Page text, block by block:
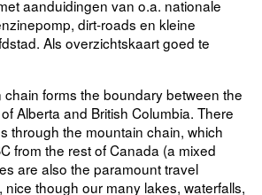
aanduidingen van o.a. nationale
dirt-roads en kleine
Als overzichtskaart goed te
forms the boundary between the
Alberta and British Columbia. There
through the mountain chain, which
from the rest of Canada (a mixed
are also the paramount travel
though our many lakes, waterfalls,